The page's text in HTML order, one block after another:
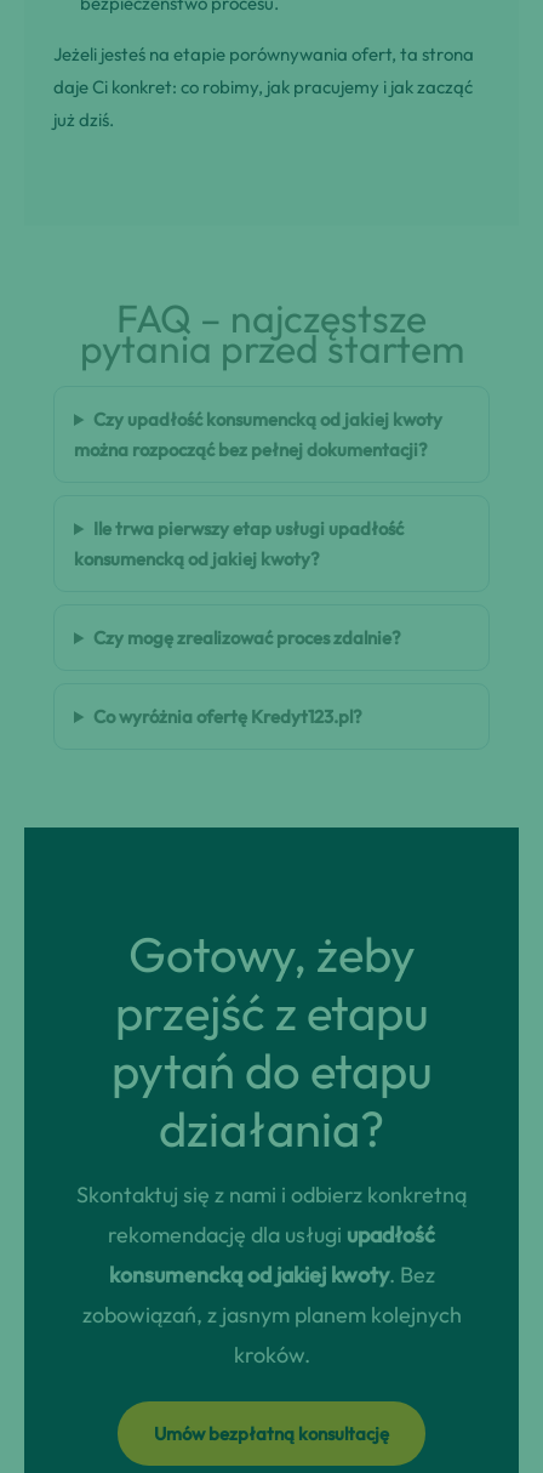
Jeżeli jesteś na etapie porównywania ofert, ta strona
daje Ci konkret: co robimy, jak pracujemy i jak zacząć
już dziś.
FAQ – najczęstsze
pytania przed startem
Czy upadłość konsumencką od jakiej kwoty
można rozpocząć bez pełnej dokumentacji?
Ile trwa pierwszy etap usługi upadłość
konsumencką od jakiej kwoty?
Czy mogę zrealizować proces zdalnie?
Co wyróżnia ofertę Kredyt123.pl?
Gotowy, żeby
przejść z etapu
pytań do etapu
działania?
Skontaktuj się z nami i odbierz konkretną
rekomendację dla usługi upadłość
konsumencką od jakiej kwoty. Bez
zobowiązań, z jasnym planem kolejnych
kroków.
Umów bezpłatną konsultację